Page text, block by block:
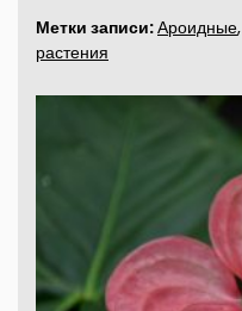
Метки записи:Ароидные,
растения